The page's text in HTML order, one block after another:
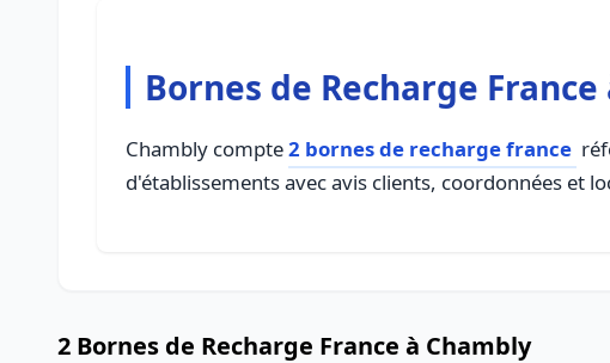
Bornes de Recharge
Chambly compte2 bornes de recharge france
d'établissements avec avis clients, coordonnées et
2 Bornes de Recharge France à Chambly